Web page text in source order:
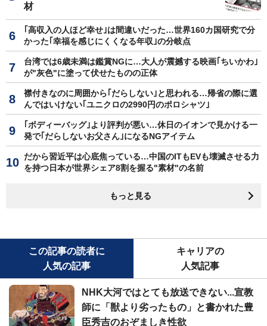
材
｢高収入の人ほど幸せ｣は間違いだった…世界160カ国研究で分
かった｢幸福を感じにくくなる年収｣の分岐点
台湾では6歳未満は鑑賞NGに…大人が震撼する映画｢ちいかわ｣
が"灰色"に塗って伏せたものの正体
襟付きなのに周囲から｢だらしない｣と思われる…帰省の際に選
んではいけない｢ユニクロの2990円のポロシャツ｣
｢ボディーバッグ｣より評判が悪い…休日のイオンで見かける一
発で｢だらしないお父さん｣になるNGアイテム
だから習近平は心底焦っている…中国のITもEVも壊滅させる力
を持つ日本が世界シェア8割を握る"素材"の名前
もっと見る
この記事の読者に
人気の記事
キャリアの
人気記事
NHK大河ではとても放送できない...宣教
師に「獣より劣ったもの」と書かれた豊
臣秀吉のおぞましき性欲